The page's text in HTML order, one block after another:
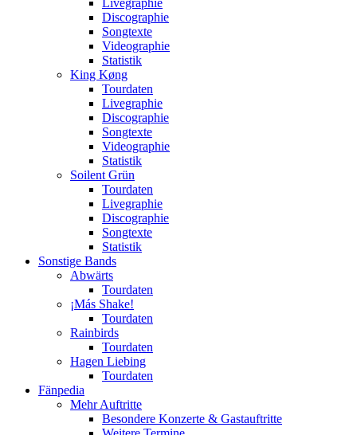
Discographie
Songtexte
Videographie
Statistik
King Køng
Tourdaten
Livegraphie
Discographie
Songtexte
Videographie
Statistik
Soilent Grün
Tourdaten
Livegraphie
Discographie
Songtexte
Statistik
Sonstige Bands
Abwärts
Tourdaten
¡Más Shake!
Tourdaten
Rainbirds
Tourdaten
Hagen Liebing
Tourdaten
Fänpedia
Mehr Auftritte
Besondere Konzerte & Gastauftritte